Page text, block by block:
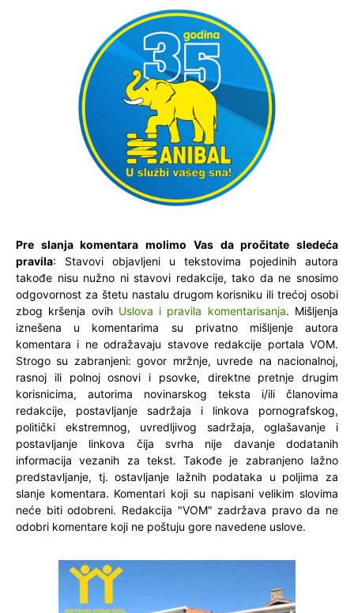
Pre slanja komentara molimo Vas da pročitate sledeća
pravila: Stavovi objavljeni u tekstovima pojedinih autora
takođe nisu nužno ni stavovi redakcije, tako da ne snosimo
odgovornost za štetu nastalu drugom korisniku ili trećoj osobi
zbog kršenja ovih Uslova i pravila komentarisanja. Mišljenja
iznešena u komentarima su privatno mišljenje autora
komentara i ne odražavaju stavove redakcije portala VOM.
Strogo su zabranjeni: govor mržnje, uvrede na nacionalnoj,
rasnoj ili polnoj osnovi i psovke, direktne pretnje drugim
korisnicima, autorima novinarskog teksta i/ili članovima
redakcije, postavljanje sadržaja i linkova pornografskog,
politički ekstremnog, uvredljivog sadržaja, oglašavanje i
postavljanje linkova čija svrha nije davanje dodatanih
informacija vezanih za tekst. Takođe je zabranjeno lažno
predstavljanje, tj. ostavljanje lažnih podataka u poljima za
slanje komentara. Komentari koji su napisani velikim slovima
neće biti odobreni. Redakcija "VOM" zadržava pravo da ne
odobri komentare koji ne poštuju gore navedene uslove.